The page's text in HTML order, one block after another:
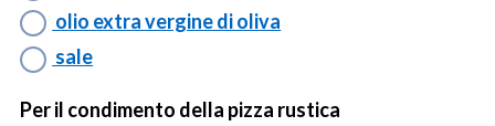
olio extra vergine di oliva
sale
Per il condimento della pizza rustica